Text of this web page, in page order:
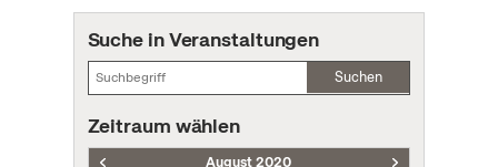
Suche in Veranstaltungen
Suchen
Zeitraum wählen
August 2020